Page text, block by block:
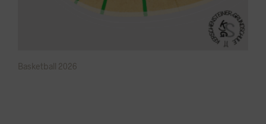
Basketball 2026